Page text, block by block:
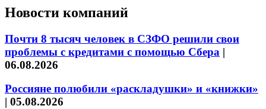
Новости компаний
Почти 8 тысяч человек в СЗФО решили свои
проблемы с кредитами с помощью Сбера |
06.08.2026
Россияне полюбили «раскладушки» и «книжки»
| 05.08.2026